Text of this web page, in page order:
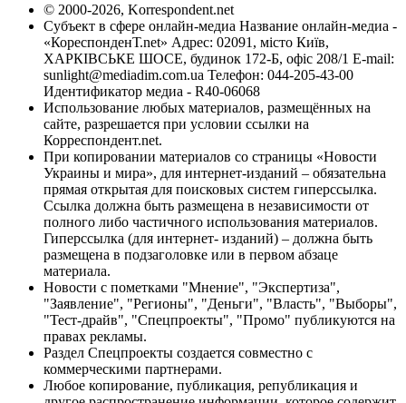
© 2000-2026, Korrespondent.net
Субъект в сфере онлайн-медиа Название онлайн-медиа -
«КореспонденТ.net» Адрес: 02091, місто Київ,
ХАРКІВСЬКЕ ШОСЕ, будинок 172-Б, офіс 208/1 E-mail:
sunlight@mediadim.com.ua Телефон: 044-205-43-00
Идентификатор медиа - R40-06068
Использование любых материалов, размещённых на
сайте, разрешается при условии ссылки на
Корреспондент.net.
При копировании материалов со страницы «Новости
Украины и мира», для интернет-изданий – обязательна
прямая открытая для поисковых систем гиперссылка.
Ссылка должна быть размещена в независимости от
полного либо частичного использования материалов.
Гиперссылка (для интернет- изданий) – должна быть
размещена в подзаголовке или в первом абзаце
материала.
Новости с пометками "Мнение", "Экспертиза",
"Заявление", "Регионы", "Деньги", "Власть", "Выборы",
"Тест-драйв", "Спецпроекты", "Промо" публикуются на
правах рекламы.
Раздел Спецпроекты создается совместно с
коммерческими партнерами.
Любое копирование, публикация, републикация и